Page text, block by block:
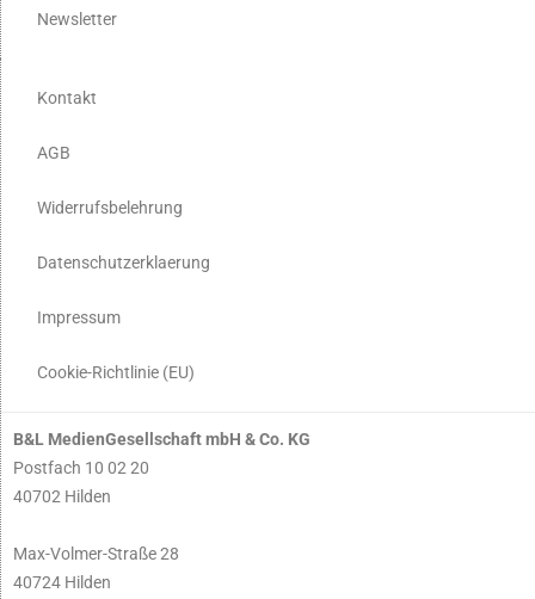
Newsletter
Kontakt
AGB
Widerrufsbelehrung
Datenschutzerklaerung
Impressum
Cookie-Richtlinie (EU)
B&L MedienGesellschaft mbH & Co. KG
Postfach 10 02 20
40702 Hilden
Max-Volmer-Straße 28
40724 Hilden